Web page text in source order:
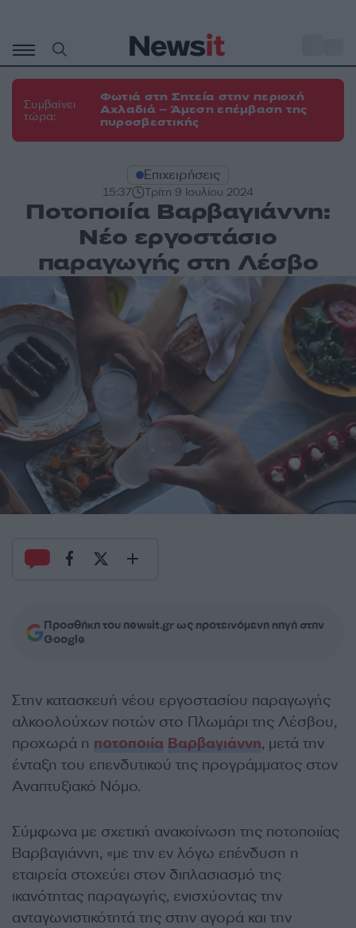
περιεχόμενο
Συμβαίνει
τώρα:
Φωτιά στη Σητεία στην περιοχή
Αχλαδιά – Άμεση επέμβαση της
πυροσβεστικής
Επιχειρήσεις
15:37 Τρίτη 9 Ιουλίου 2024
Ποτοποιία Βαρβαγιάννη:
Νέο εργοστάσιο
παραγωγής στη Λέσβο
Προσθήκη του newsit.gr ως προτεινόμενη πηγή στην
Google
Στην κατασκευή νέου εργοστασίου παραγωγής
αλκοολούχων ποτών στο Πλωμάρι της Λέσβου,
προχωρά η ποτοποιία Βαρβαγιάννη, μετά την
ένταξη του επενδυτικού της προγράμματος στον
Αναπτυξιακό Νόμο.
Σύμφωνα με σχετική ανακοίνωση της ποτοποιίας
Βαρβαγιάννη, «με την εν λόγω επένδυση η
εταιρεία στοχεύει στον διπλασιασμό της
ικανότητας παραγωγής, ενισχύοντας την
ανταγωνιστικότητά της στην αγορά και την